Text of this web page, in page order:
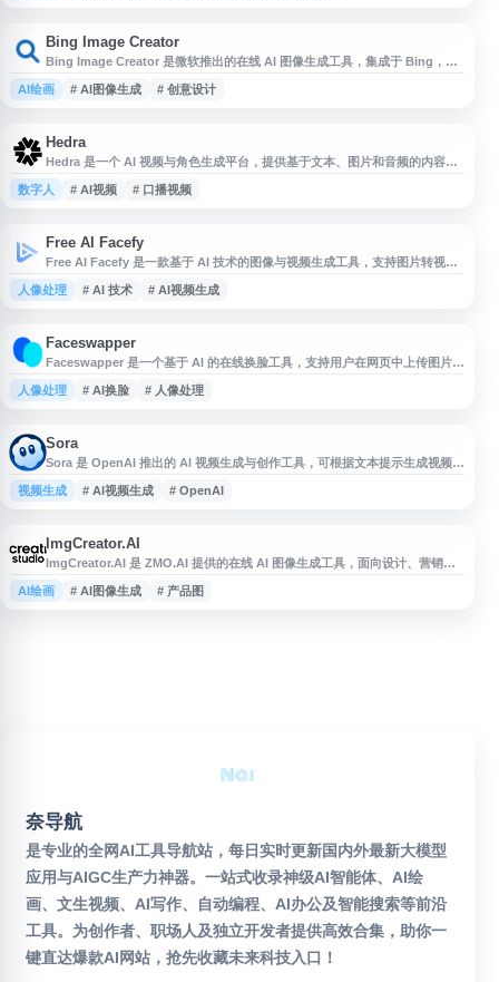
Bing Image Creator
Bing Image Creator 是微软推出的在线 AI 图像生成工具，集成于 Bing，可
根据用户输入的文字提示生成图片。该工具适合用于创意设计、内容配图、灵
感探索、社交媒体素材等场景，支持通过浏览器直接访问，无需复杂安装。用
AI绘画 # AI图像生成 # 创意设计
Hedra
Hedra 是一个 AI 视频与角色生成平台，提供基于文本、图片和音频的内容创
作工具，适用于制作数字角色、口播视频、社交媒体素材和创意短片。用户可
通过在线编辑流程生成虚拟人物表现、语音驱动动画等内容，帮助提升视频制
数字人 # AI视频 # 口播视频
Free AI Facefy
Free AI Facefy 是一款基于 AI 技术的图像与视频生成工具，支持图片转视
频、文本转视频等功能。用户可通过上传照片或输入文本，生成更具真实感和
个性化效果的图片或视频内容。平台强调免费使用与安全体验，适合用于创意
人像处理 # AI 技术 # AI视频生成
Faceswapper
Faceswapper 是一个基于 AI 的在线换脸工具，支持用户在网页中上传图片并
进行人脸替换，适用于头像制作、趣味图片编辑、社交媒体素材等场景。平台
通常提供简单的操作流程，用户无需安装软件即可完成换脸处理。网站面向需
人像处理 # AI换脸 # 人像处理
Sora
Sora 是 OpenAI 推出的 AI 视频生成与创作工具，可根据文本提示生成视频内
容，并支持对生成结果进行编辑与调整。平台面向内容创作者、设计师、营销
人员及普通用户，适用于创意短片、视觉概念、社交媒体素材等场景。通过自
视频生成 # AI视频生成 # OpenAI
ImgCreator.AI
ImgCreator.AI 是 ZMO.AI 提供的在线 AI 图像生成工具，面向设计、营销、
电商和内容创作等场景。用户可通过文字描述生成图片，也可用于创意视觉、
产品图、插画、头像和社交媒体素材等内容制作。平台支持基于 AI 的图像创
AI绘画 # AI图像生成 # 产品图
奈导航
是专业的全网AI工具导航站，每日实时更新国内外最新大模型
应用与AIGC生产力神器。一站式收录神级AI智能体、AI绘
画、文生视频、AI写作、自动编程、AI办公及智能搜索等前沿
工具。为创作者、职场人及独立开发者提供高效合集，助你一
键直达爆款AI网站，抢先收藏未来科技入口！